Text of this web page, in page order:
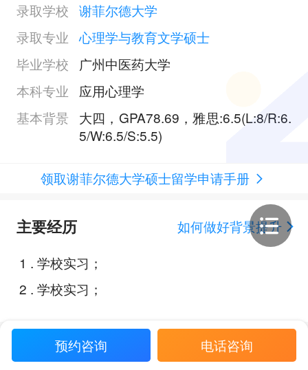
录取学校 谢菲尔德大学
录取专业 心理学与教育文学硕士
毕业学校
广州中医药大学
本科专业
应用心理学
基本背景
大四，GPA78.69，雅思:6.5(L:8/R:6.
5/W:6.5/S:5.5)
领取谢菲尔德大学硕士留学申请手册
主要经历
如何做好背景提升
1 . 学校实习；
2 . 学校实习；
Offer展示预约咨询 电话咨询